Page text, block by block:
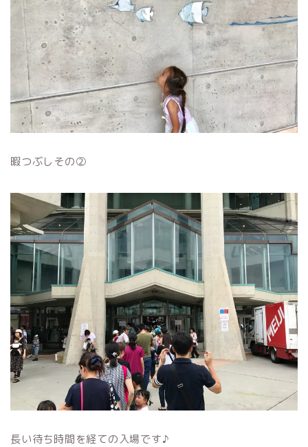
暇つぶしその②
長い待ち時間を経ての入場です♪